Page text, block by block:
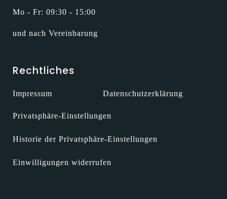
Mo - Fr: 09:30 - 15:00
und nach Vereinbarung
Rechtliches
Impressum Datenschutzerklärung
Privatsphäre-Einstellungen
Historie der Privatsphäre-Einstellungen
Einwilligungen widerrufen